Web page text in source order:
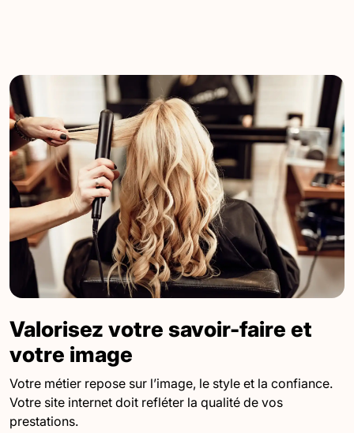
Valorisez votre savoir-faire et
votre image
Votre métier repose sur l’image, le style et la confiance.
Votre site internet doit refléter la qualité de vos
prestations.